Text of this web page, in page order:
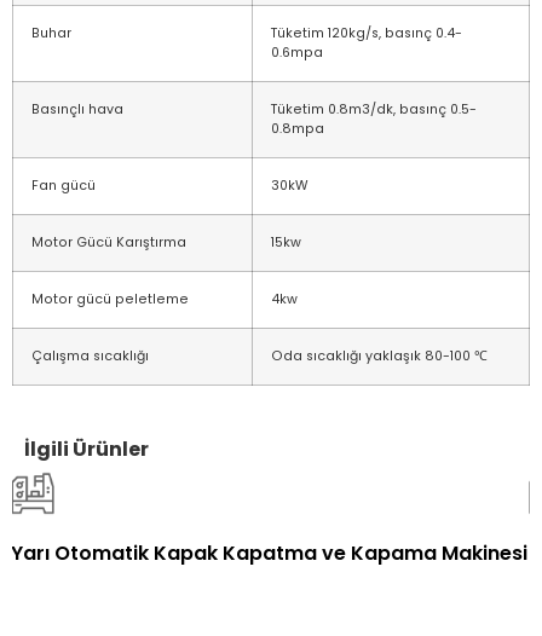
Buhar
Tüketim 120kg/s, basınç 0.4-
0.6mpa
Basınçlı hava
Tüketim 0.8m3/dk, basınç 0.5-
0.8mpa
Fan gücü 30kW
Motor Gücü Karıştırma 15kw
Motor gücü peletleme 4kw
Çalışma sıcaklığı Oda sıcaklığı yaklaşık 80-100 ℃
İlgili Ürünler
Yarı Otomatik Kapak Kapatma ve Kapama Makinesi